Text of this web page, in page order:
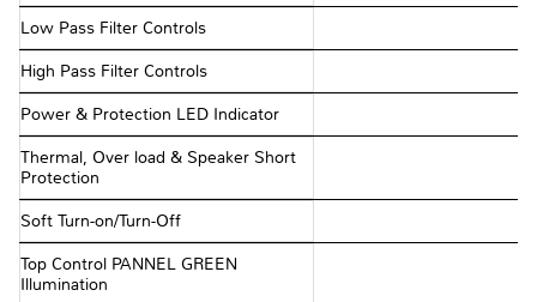
Low Pass Filter Controls
High Pass Filter Controls
Power & Protection LED Indicator
Thermal, Over load & Speaker Short
Protection
Soft Turn-on/Turn-Off
Top Control PANNEL GREEN
Illumination